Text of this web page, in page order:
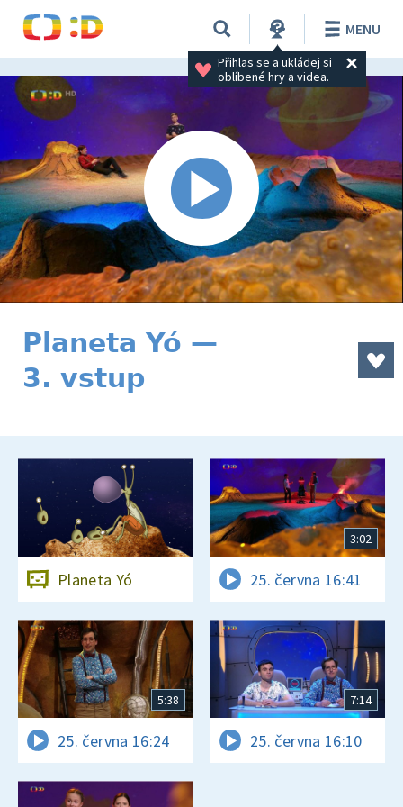
Přihlas se a ukládej si
oblíbené hry a videa.
MENU
Planeta Yó —
3. vstup
Planeta Yó
3:02
25. června 16:41
5:38
25. června 16:24
7:14
25. června 16:10